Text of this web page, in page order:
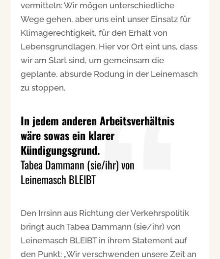
vermitteln: Wir mögen unterschiedliche
Wege gehen, aber uns eint unser Einsatz für
Klimagerechtigkeit, für den Erhalt von
Lebensgrundlagen. Hier vor Ort eint uns, dass
wir am Start sind, um gemeinsam die
geplante, absurde Rodung in der Leinemasch
zu stoppen.
In jedem anderen Arbeitsverhältnis
wäre sowas ein klarer
Kündigungsgrund.
Tabea Dammann (sie/ihr) von
Leinemasch BLEIBT
Den Irrsinn aus Richtung der Verkehrspolitik
bringt auch Tabea Dammann (sie/ihr) von
Leinemasch BLEIBT in ihrem Statement auf
den Punkt: „Wir verschwenden unsere Zeit an